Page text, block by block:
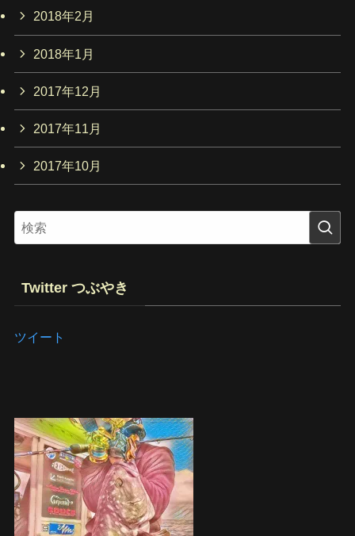
2018年2月
2018年1月
2017年12月
2017年11月
2017年10月
Twitter つぶやき
ツイート